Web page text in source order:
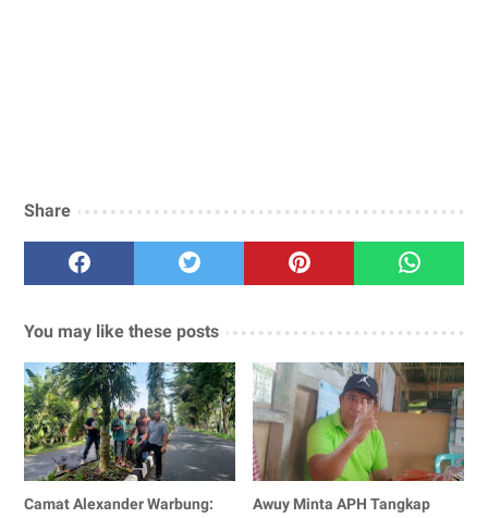
Share
You may like these posts
Camat Alexander Warbung:
Awuy Minta APH Tangkap